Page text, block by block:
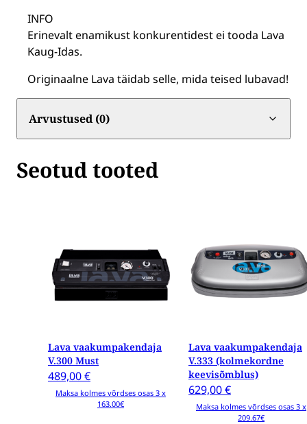
INFO
Erinevalt enamikust konkurentidest ei tooda Lava
Kaug-Idas.
Originaalne Lava täidab selle, mida teised lubavad!
Arvustused (0)
Seotud tooted
Lava vaakumpakendaja
V.300 Must
489,00€
Maksa kolmes võrdses osas 3 x
163.00€
Lava vaakumpakendaja
V.333 (kolmekordne
keevisõmblus)
629,00€
Maksa kolmes võrdses osas 3 x
209.67€